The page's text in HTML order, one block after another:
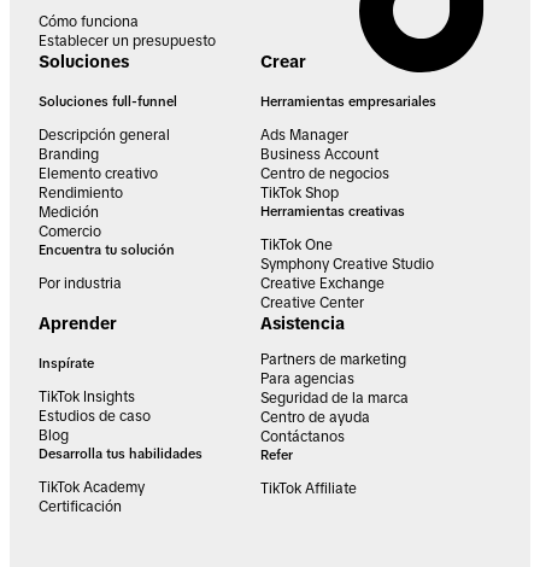
Cómo funciona
Establecer un presupuesto
Soluciones
Soluciones full-funnel
Descripción general
Branding
Elemento creativo
Rendimiento
Medición
Comercio
Encuentra tu solución
Por industria
Crear
Herramientas empresariales
Ads Manager
Business Account
Centro de negocios
TikTok Shop
Herramientas creativas
TikTok One
Symphony Creative Studio
Creative Exchange
Creative Center
Aprender
Inspírate
TikTok Insights
Estudios de caso
Blog
Desarrolla tus habilidades
TikTok Academy
Certificación
Asistencia
Partners de marketing
Para agencias
Seguridad de la marca
Centro de ayuda
Contáctanos
Refer
TikTok Affiliate